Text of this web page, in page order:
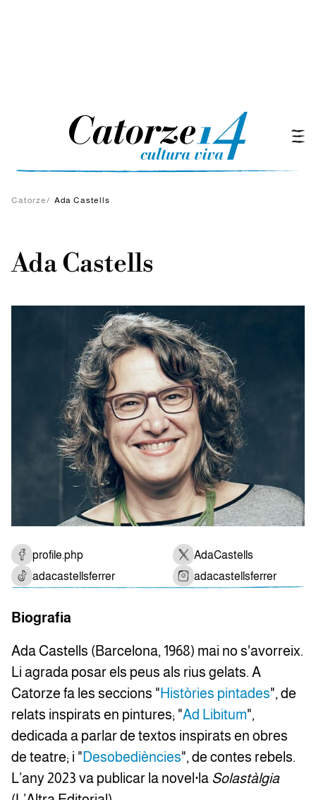
Catorze/ Ada Castells
Ada Castells
profile.php
AdaCastells
adacastellsferrer
adacastellsferrer
Biografia
Ada Castells (Barcelona, 1968) mai no s'avorreix.
Li agrada posar els peus als rius gelats. A
Catorze fa les seccions "Històries pintades", de
relats inspirats en pintures; "Ad Libitum",
dedicada a parlar de textos inspirats en obres
de teatre; i "Desobediències", de contes rebels.
L’any 2023 va publicar la novel·la Solastàlgia